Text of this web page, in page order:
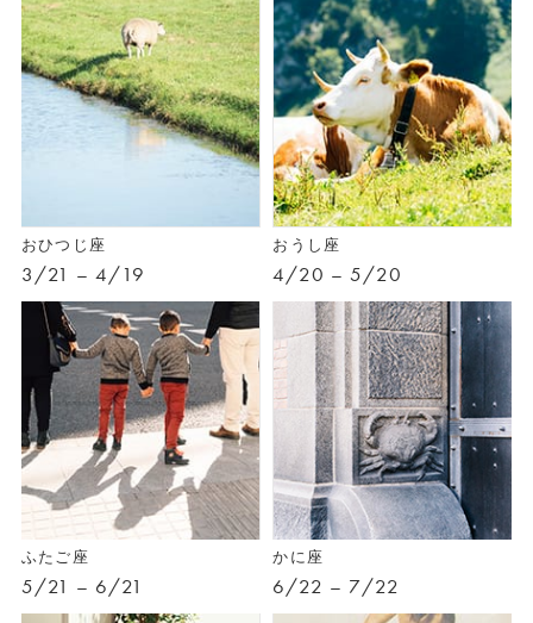
おひつじ座
3/21 – 4/19
おうし座
4/20 – 5/20
ふたご座
5/21 – 6/21
かに座
6/22 – 7/22